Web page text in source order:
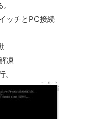
ッチとPC接続
凍